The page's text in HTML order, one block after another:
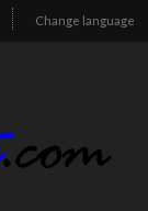
Change language